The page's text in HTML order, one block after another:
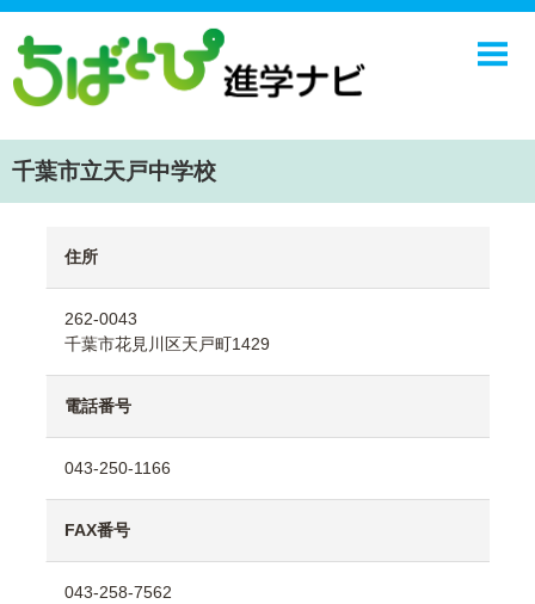
中学校
学校ニュース
ちばとぴ
千葉市立天戸中学校
住所
262-0043
千葉市花見川区天戸町1429
電話番号
043-250-1166
FAX番号
043-258-7562